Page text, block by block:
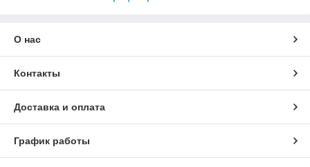
О нас
Контакты
Доставка и оплата
График работы